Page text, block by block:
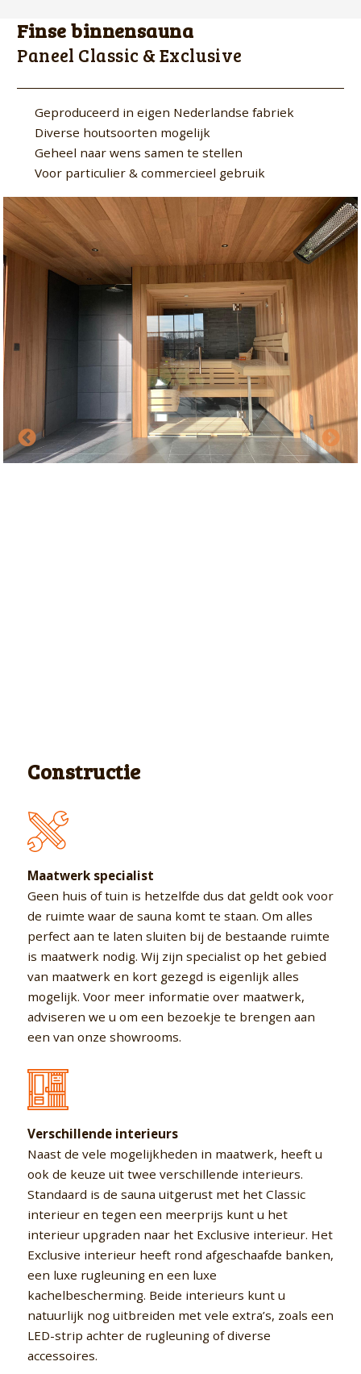
Finse binnensauna
Paneel Classic & Exclusive
Geproduceerd in eigen Nederlandse fabriek
Diverse houtsoorten mogelijk
Geheel naar wens samen te stellen
Voor particulier & commercieel gebruik
Constructie
Maatwerk specialist
Geen huis of tuin is hetzelfde dus dat geldt ook voor
de ruimte waar de sauna komt te staan. Om alles
perfect aan te laten sluiten bij de bestaande ruimte
is maatwerk nodig. Wij zijn specialist op het gebied
van maatwerk en kort gezegd is eigenlijk alles
mogelijk. Voor meer informatie over maatwerk,
adviseren we u om een bezoekje te brengen aan
een van onze showrooms.
Verschillende interieurs
Naast de vele mogelijkheden in maatwerk, heeft u
ook de keuze uit twee verschillende interieurs.
Standaard is de sauna uitgerust met het Classic
interieur en tegen een meerprijs kunt u het
interieur upgraden naar het Exclusive interieur. Het
Exclusive interieur heeft rond afgeschaafde banken,
een luxe rugleuning en een luxe
kachelbescherming. Beide interieurs kunt u
natuurlijk nog uitbreiden met vele extra’s, zoals een
LED-strip achter de rugleuning of diverse
accessoires.